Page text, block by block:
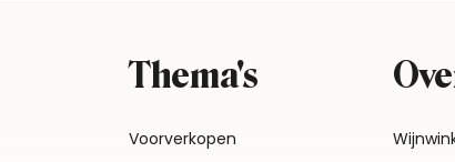
Thema's
Voorverkopen